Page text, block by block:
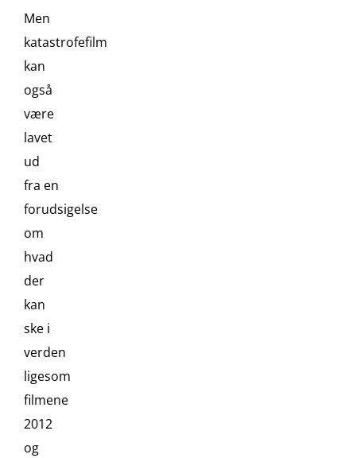
Men
katastrofefilm
kan
også
være
lavet
ud
fra en
forudsigelse
om
hvad
der
kan
ske i
verden
ligesom
filmene
2012
og